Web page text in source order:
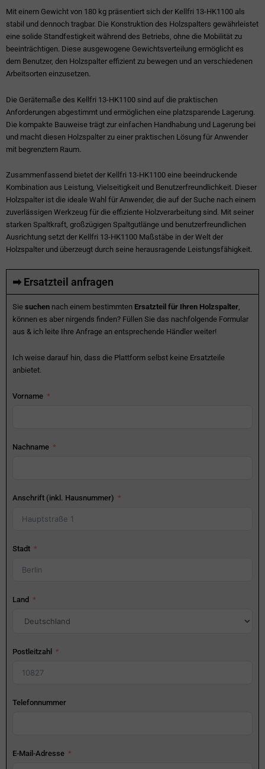
Mit einem Gewicht von 180 kg präsentiert sich der Kellfri 13-HK1100 als
stabil und dennoch tragbar. Die Konstruktion des Holzspalters gewährleistet
eine solide Standfestigkeit während des Betriebs, ohne die Mobilität zu
beeinträchtigen. Diese ausgewogene Gewichtsverteilung ermöglicht es
dem Benutzer, den Holzspalter effizient zu bewegen und an verschiedenen
Arbeitsorten einzusetzen.
Die Gerätemaße des Kellfri 13-HK1100 sind auf die praktischen
Anforderungen abgestimmt und ermöglichen eine platzsparende Lagerung.
Die kompakte Bauweise trägt zur einfachen Handhabung und Lagerung bei
und macht diesen Holzspalter zu einer praktischen Lösung für Anwender
mit begrenztem Raum.
Zusammenfassend bietet der Kellfri 13-HK1100 eine beeindruckende
Kombination aus Leistung, Vielseitigkeit und Benutzerfreundlichkeit. Dieser
Holzspalter ist die ideale Wahl für Anwender, die auf der Suche nach einem
zuverlässigen Werkzeug für die effiziente Holzverarbeitung sind. Mit seiner
starken Spaltkraft, großzügigen Spaltgutlänge und benutzerfreundlichen
Ausrichtung setzt der Kellfri 13-HK1100 Maßstäbe in der Welt der
Holzspalter und überzeugt durch seine herausragende Leistungsfähigkeit.
➡ Ersatzteil anfragen
Sie suchen nach einem bestimmten Ersatzteil für Ihren Holzspalter,
können es aber nirgends finden? Füllen Sie das nachfolgende Formular
aus & ich leite Ihre Anfrage an entsprechende Händler weiter!
Ich weise darauf hin, dass die Plattform selbst keine Ersatzteile
anbietet.
Vorname
Nachname
Anschrift (inkl. Hausnummer)
Stadt
Land
Postleitzahl
Telefonnummer
E-Mail-Adresse